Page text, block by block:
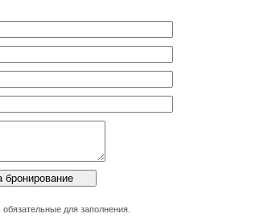
для заполнения.